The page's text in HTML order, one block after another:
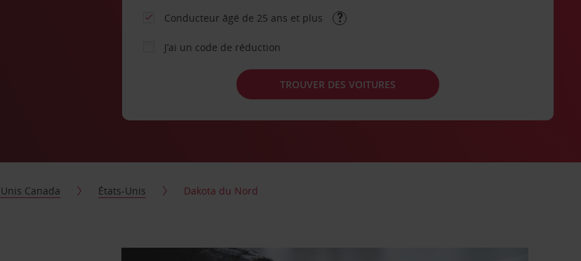
Conducteur âgé de 25 ans et plus
J’ai un code de réduction
TROUVER DES VOITURES
Canada États-Unis Dakota du Nord